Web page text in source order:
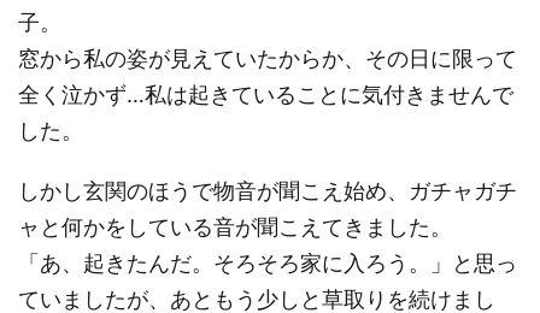
子。
窓から私の姿が見えていたからか、その日に限って
全く泣かず…私は起きていることに気付きませんで
した。
しかし玄関のほうで物音が聞こえ始め、ガチャガチ
ャと何かをしている音が聞こえてきました。
「あ、起きたんだ。そろそろ家に入ろう。」と思っ
ていましたが、あともう少しと草取りを続けまし